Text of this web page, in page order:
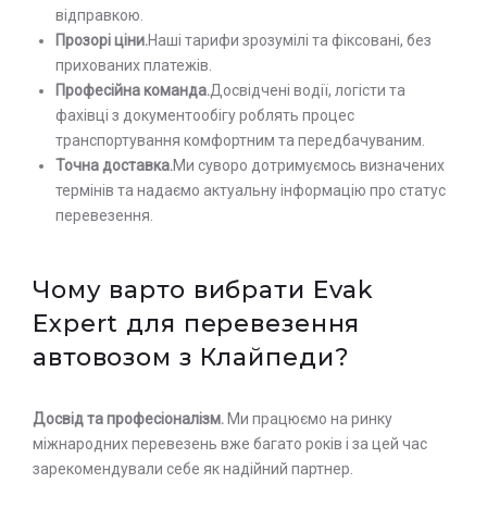
відправкою.
Прозорі ціни.Наші тарифи зрозумілі та фіксовані, без
прихованих платежів.
Професійна команда.Досвідчені водії, логісти та
фахівці з документообігу роблять процес
транспортування комфортним та передбачуваним.
Точна доставка.Ми суворо дотримуємось визначених
термінів та надаємо актуальну інформацію про статус
перевезення.
Чому варто вибрати Evak
Expert для перевезення
автовозом з Клайпеди?
Досвід та професіоналізм. Ми працюємо на ринку
міжнародних перевезень вже багато років і за цей час
зарекомендували себе як надійний партнер.